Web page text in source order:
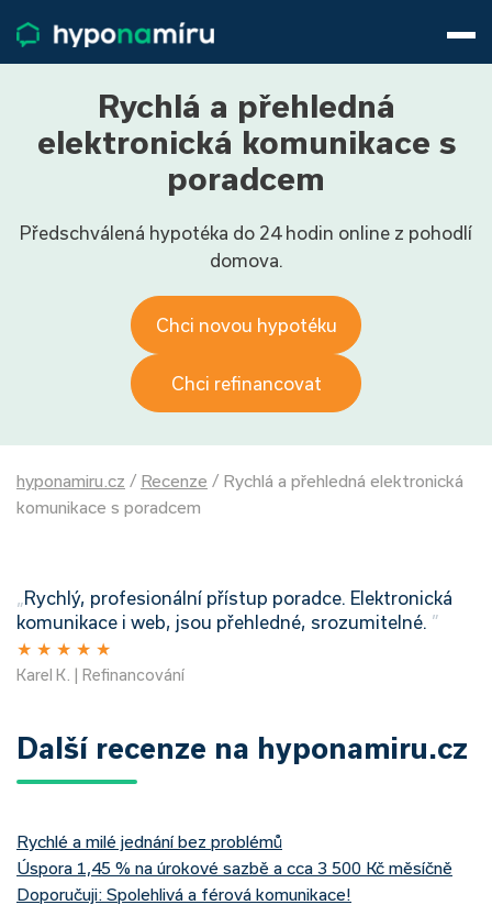
Životní pojištění
Pojištění nemovitosti
Články
Přihlásit
Rychlá a přehledná
elektronická komunikace s
poradcem
Předschválená hypotéka do 24 hodin online z pohodlí
domova.
Chci novou hypotéku
Chci refinancovat
hyponamiru.cz / Recenze / Rychlá a přehledná elektronická
komunikace s poradcem
„Rychlý, profesionální přístup poradce. Elektronická
komunikace i web, jsou přehledné, srozumitelné. ”
★ ★ ★ ★ ★
Karel K. | Refinancování
Další recenze na hyponamiru.cz
Rychlé a milé jednání bez problémů
Úspora 1,45 % na úrokové sazbě a cca 3 500 Kč měsíčně
Doporučuji: Spolehlivá a férová komunikace!